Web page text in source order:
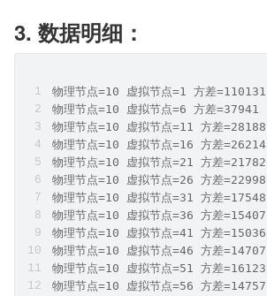
3. 数据明细：
物理节点=10 虚拟节点=1 方差=110131
物理节点=10 虚拟节点=6 方差=37941
物理节点=10 虚拟节点=11 方差=28188
物理节点=10 虚拟节点=16 方差=26214
物理节点=10 虚拟节点=21 方差=21782
物理节点=10 虚拟节点=26 方差=22998
物理节点=10 虚拟节点=31 方差=17548
物理节点=10 虚拟节点=36 方差=15407
物理节点=10 虚拟节点=41 方差=15036
物理节点=10 虚拟节点=46 方差=14707
物理节点=10 虚拟节点=51 方差=16123
物理节点=10 虚拟节点=56 方差=14757